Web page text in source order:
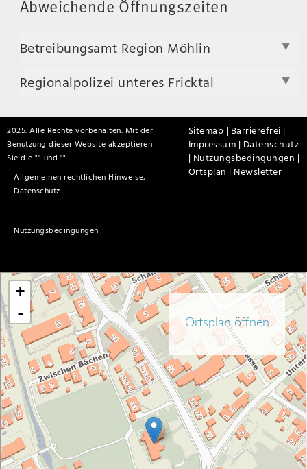
Abweichende Öffnungszeiten
Betreibungsamt Region Möhlin
Regionalpolizei unteres Fricktal
2025. Alle Rechte vorbehalten. Mit der
Benutzung dieser Website akzeptieren
Sie die "
Allgemeinen rechtlichen Hinweise,
Datenschutz
" und "
Nutzungsbedingungen
".
Sitemap | Barrierefrei |
Impressum | Datenschutz
| Nutzungsbedingungen |
Ortsplan | Newsletter